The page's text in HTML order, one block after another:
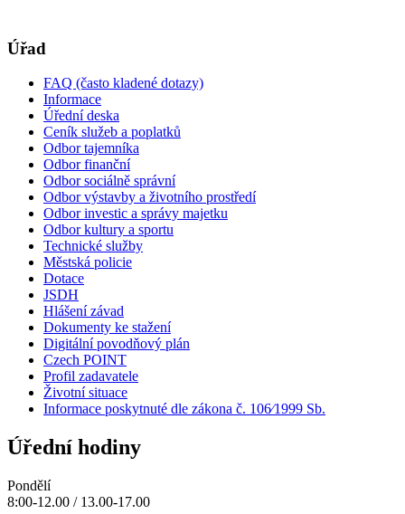
Úřad
FAQ (často kladené dotazy)
Informace
Úřední deska
Ceník služeb a poplatků
Odbor tajemníka
Odbor finanční
Odbor sociálně správní
Odbor výstavby a životního prostředí
Odbor investic a správy majetku
Odbor kultury a sportu
Technické služby
Městská policie
Dotace
JSDH
Hlášení závad
Dokumenty ke stažení
Digitální povodňový plán
Czech POINT
Profil zadavatele
Životní situace
Informace poskytnuté dle zákona č. 106⁄1999 Sb.
Úřední hodiny
Pondělí
8:00-12.00 / 13.00-17.00